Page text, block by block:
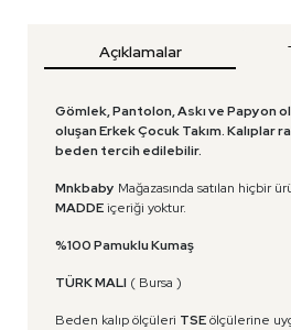
Açıklamalar
Gömlek, Pantolon, Askı ve Papyon
oluşan Erkek Çocuk Takım. Kalıplar
beden tercih edilebilir.
Mnkbaby Mağazasında satılan hiçbir
MADDEiçeriği yoktur.
%100 Pamuklu Kumaş
TÜRK MALI ( Bursa )
Beden kalıp ölçüleri TSEölçülerine